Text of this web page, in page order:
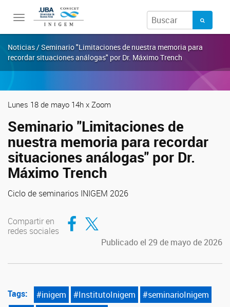
Toggle
Noticias / Seminario "Limitaciones de nuestra memoria para
recordar situaciones análogas" por Dr. Máximo Trench
Lunes 18 de mayo 14h x Zoom
Seminario "Limitaciones de
nuestra memoria para recordar
situaciones análogas" por Dr.
Máximo Trench
Ciclo de seminarios INIGEM 2026
Compartir en
redes sociales
Compartir en Facebook
Compartir en Twitter
Publicado el 29 de mayo de 2026
Tags: #inigem #InstitutoInigem
#seminarioInigem